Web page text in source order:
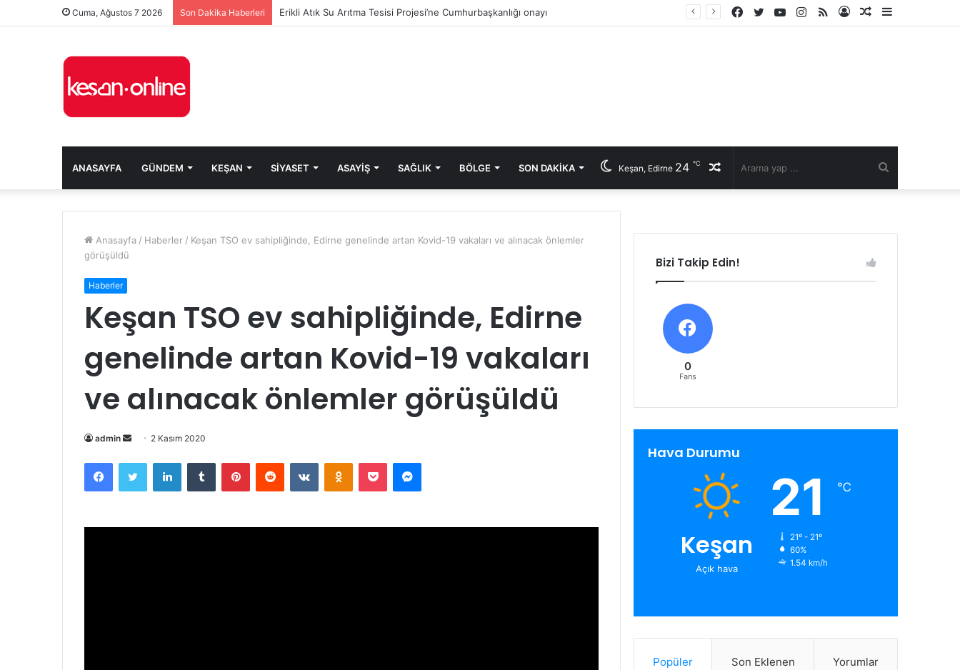
Cuma, Ağustos 7 2026 Son Dakika Haberleri Erikli Atık Su Arıtma Tesisi Projesi’ne Cumhurbaşkanlığı onayı
Kenar
Rastgele
Kayıt
RSS
Instagram
YouTube
Twitter
Facebook
ANASAYFA GÜNDEM KEŞAN SIYASET ASAYIŞ SAĞLIK BÖLGE SON DAKIKA Rastgele
Keşan, Edirne 24 ℃
Anasayfa / Haberler / Keşan TSO ev sahipliğinde, Edirne genelinde artan Kovid-19 vakaları ve alınacak önlemler
görüşüldü
Haberler
Keşan TSO ev sahipliğinde, Edirne
genelinde artan Kovid-19 vakaları
ve alınacak önlemler görüşüldü
admin
Bir
posta
göndermek
2 Kasım 2020
FacebookTwitter LinkedInTumblr PinterestReddit VKontakteOdnoklassniki
Pocket Messenger
Bizi Takip Edin!
0
Fans
Hava Durumu
Keşan
Açık hava
21 ℃
21º - 21º
60%
1.54 km/h
Popüler Son Eklenen Yorumlar